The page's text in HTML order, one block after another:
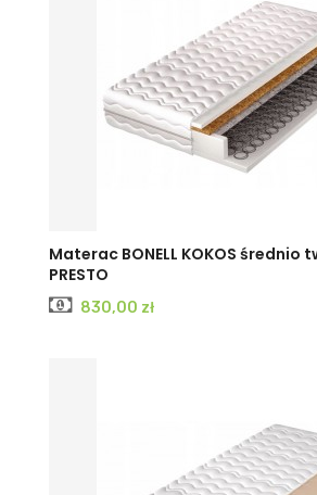
Materac BONELL KOKOS średnio
PRESTO
Cena
830,00 zł